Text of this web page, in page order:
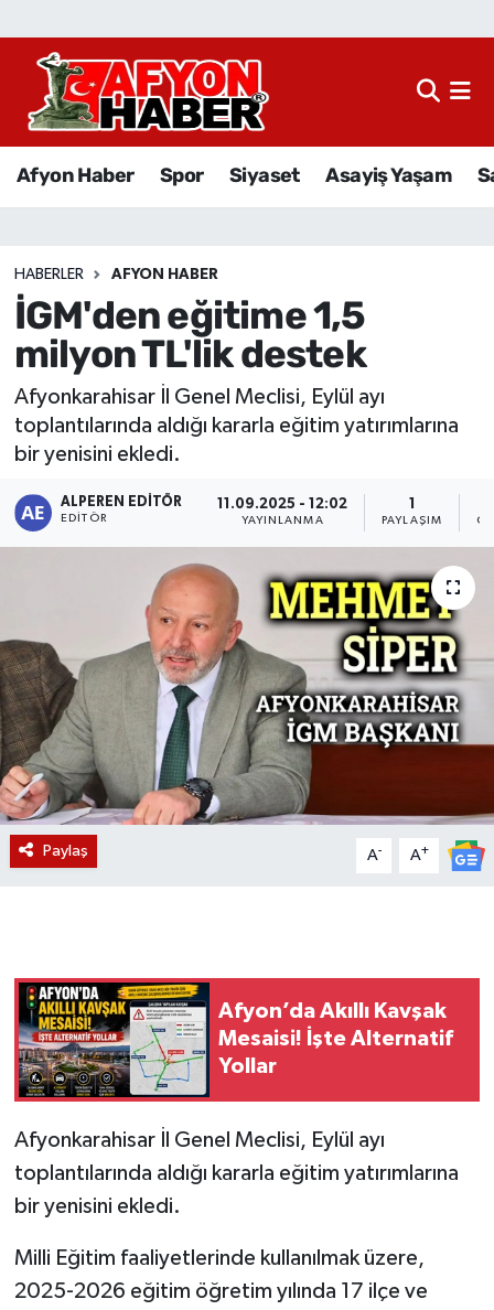
Afyon Haber Spor Siyaset Asayiş Yaşam
HABERLER AFYON HABER
İGM'den eğitime 1,5
milyon TL'lik destek
Afyonkarahisar İl Genel Meclisi, Eylül ayı
toplantılarında aldığı kararla eğitim yatırımlarına
bir yenisini ekledi.
ALPEREN EDITÖR
EDITÖR
11.09.2025 - 12:02
YAYINLANMA PAYLAŞIM
Paylaş A- A+
Afyon’da Akıllı Kavşak
Mesaisi! İşte Alternatif
Yollar
Afyonkarahisar İl Genel Meclisi, Eylül ayı
toplantılarında aldığı kararla eğitim yatırımlarına
bir yenisini ekledi.
Milli Eğitim faaliyetlerinde kullanılmak üzere,
2025-2026 eğitim öğretim yılında 17 ilçe ve
Afyon Haber
Sağlık
Eğitim
Sivil Toplum